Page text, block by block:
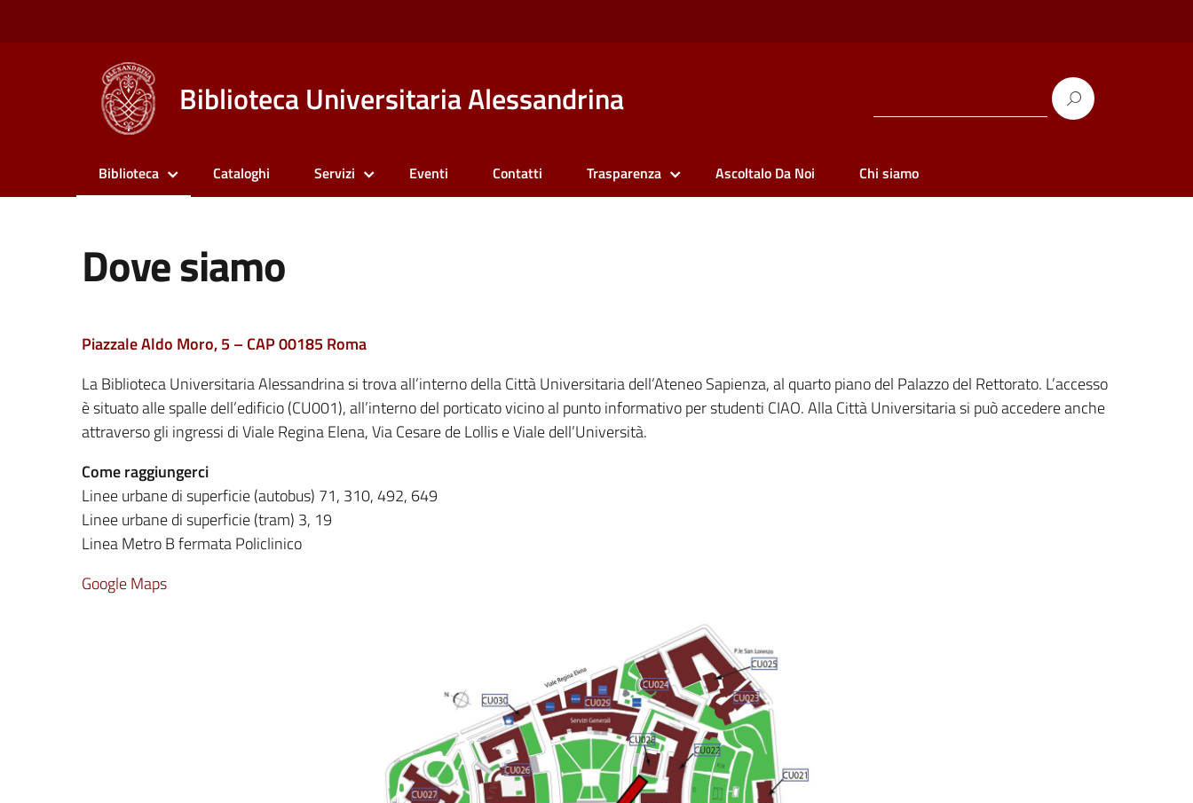
Biblioteca Universitaria Alessandrina
Biblioteca Cataloghi Servizi Eventi Contatti Trasparenza Ascoltalo Da Noi Chi siamo
Dove siamo
Piazzale Aldo Moro, 5 – CAP 00185 Roma
La Biblioteca Universitaria Alessandrina si trova all’interno della Città Universitaria dell’Ateneo Sapienza, al quarto piano del Palazzo del Rettorato. L’accesso
è situato alle spalle dell’edificio (CU001), all’interno del porticato vicino al punto informativo per studenti CIAO. Alla Città Universitaria si può accedere anche
attraverso gli ingressi di Viale Regina Elena, Via Cesare de Lollis e Viale dell’Università.
Come raggiungerci
Linee urbane di superficie (autobus) 71, 310, 492, 649
Linee urbane di superficie (tram) 3, 19
Linea Metro B fermata Policlinico
Google Maps